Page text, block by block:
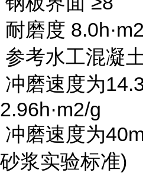
耐磨度
参考水工混凝
冲磨速度为
2.96h·m2/g
冲磨速度为
砂浆实验标准)